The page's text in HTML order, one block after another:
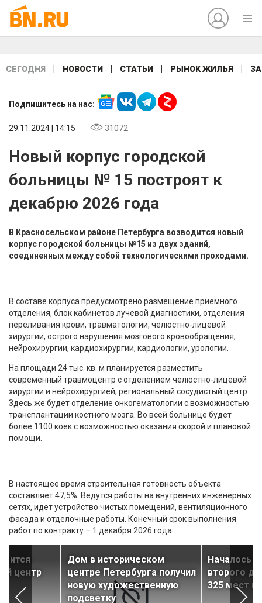
СЕГОДНЯ НОВОСТИ СТАТЬИ РЫНОК ЖИЛЬЯ
Подпишитесь на нас:
29.11.2024 | 14:15 31072
Новый корпус городской
больницы № 15 построят к
декабрю 2026 года
В Красносельском районе Петербурга возводится новый
корпус городской больницы №15 из двух зданий,
соединенных между собой технологическими проходами.
В составе корпуса предусмотрено размещение приемного
отделения, блок кабинетов лучевой диагностики, отделения
переливания крови, травматологии, челюстно-лицевой
хирургии, острого нарушения мозгового кровообращения,
нейрохирургии, кардиохирургии, кардиологии, урологии.
На площади 24 тыс. кв. м планируется разместить
современный травмоцентр с отделением челюстно-лицевой
хирургии и нейрохирургией, региональный сосудистый центр.
Здесь же будет отделение онкогематологии с возможностью
трансплантации костного мозга. Во всей больнице будет
более 1100 коек с возможностью оказания скорой и плановой
помощи.
В настоящее время строительная готовность объекта
составляет 47,5%. Ведутся работы на внутренних инженерных
сетях, идет устройство чистых помещений, вентиляционного
фасада и отделочные работы. Конечный срок выполнения
работ по контракту – 1 декабря 2026 года.
центр
Дом в историческом
центре Петербурга получил
новую художественную
подсветку
Началось
второго
325 мест в